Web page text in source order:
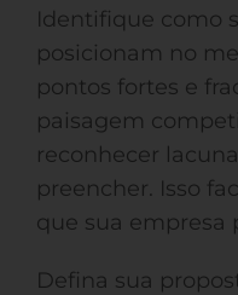
Identifique como
posicionam no
pontos fortes e
paisagem
reconhecer
preencher. Isso
que sua empresa
Defina sua